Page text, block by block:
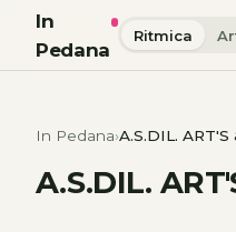
In
Pedana
Ritmica
In Pedana A.S.DIL. ART'S
A.S.DIL.